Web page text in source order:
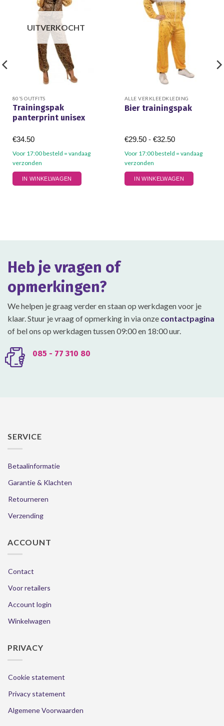
UITVERKOCHT
80’S OUTFITS
Trainingspak
panterprint unisex
Voor 17:00 besteld = vandaag
verzonden
€34.50
IN WINKELWAGEN
Dit
product
worden
de
ALLE VERKLEEDKLEDING
Bier trainingspak
Voor 17:00 besteld = vandaag
verzonden
€29.50 - €32.50Prijsklasse:
tot
IN WINKELWAGEN
Dit
product
Heb je vragen of
opmerkingen?
We helpen je graag verder en staan op werkdagen voor je
klaar. Stuur je vraag of opmerking in via onze contactpagina
of bel ons op werkdagen tussen 09:00 en 18:00 uur.
085 - 77 310 80
SERVICE
Betaalinformatie
Garantie & Klachten
Retourneren
Verzending
ACCOUNT
Contact
Voor retailers
Account login
Winkelwagen
PRIVACY
Cookie statement
Privacy statement
Algemene Voorwaarden